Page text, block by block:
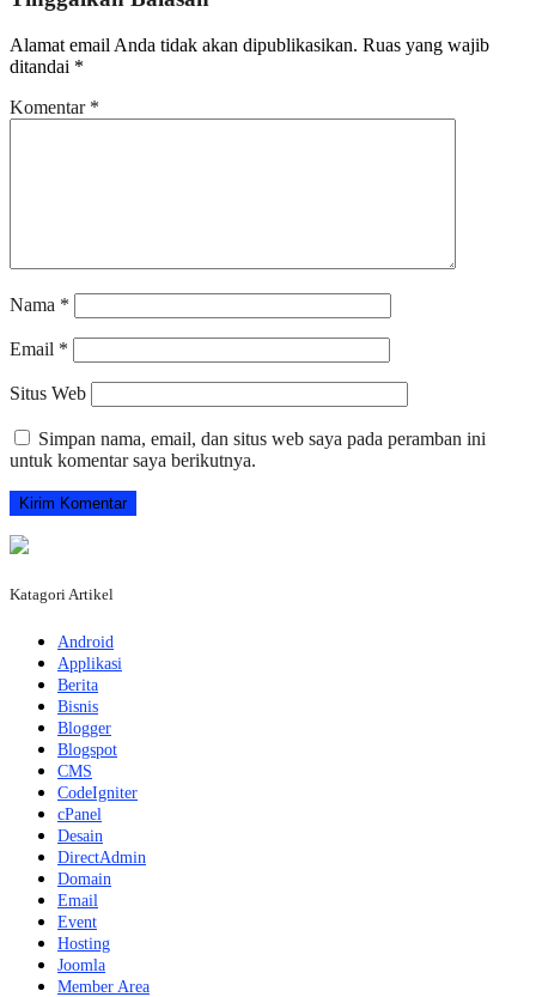
Alamat email Anda tidak akan dipublikasikan. Ruas yang wajib
ditandai *
Komentar *
Nama *
Email *
Situs Web
Simpan nama, email, dan situs web saya pada peramban ini
untuk komentar saya berikutnya.
Katagori Artikel
Android
Applikasi
Berita
Bisnis
Blogger
Blogspot
CMS
CodeIgniter
cPanel
Desain
DirectAdmin
Domain
Email
Event
Hosting
Joomla
Member Area